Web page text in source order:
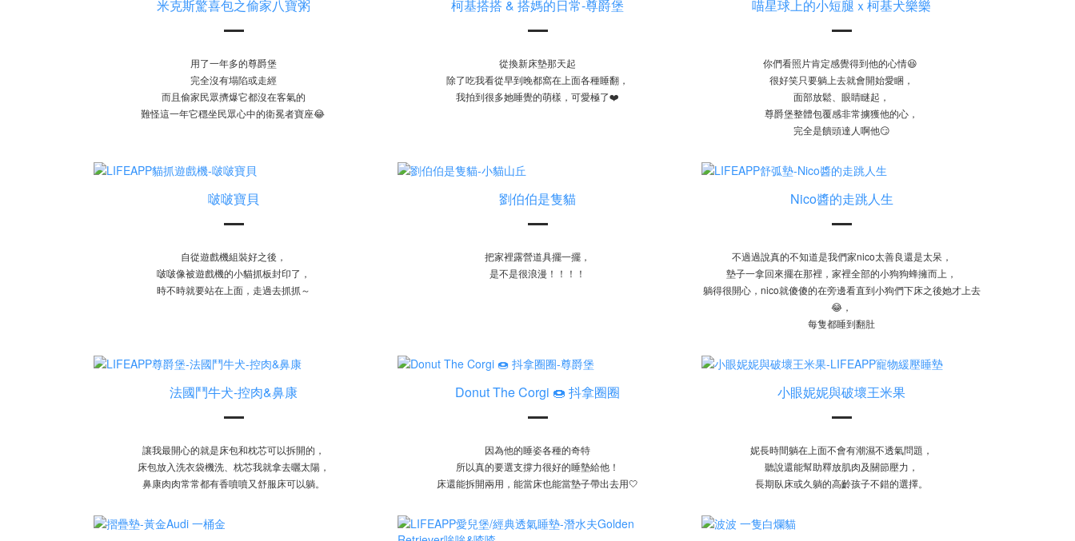
米克斯驚喜包之偷家八寶粥
用了一年多的尊爵堡
完全沒有塌陷或走經
而且偷家民眾擠爆它都沒在客氣的
難怪這一年它穩坐民眾心中的衛冕者寶座😂
柯基搭搭 & 搭媽的日常-尊爵堡
從換新床墊那天起
除了吃我看從早到晚都窩在上面各種睡翻，
我拍到很多她睡覺的萌樣，可愛極了❤️
喵星球上的小短腿ｘ柯基犬樂樂
你們看照片肯定感覺得到他的心情😆
很好笑只要躺上去就會開始愛睏，
面部放鬆、眼睛瞇起，
尊爵堡整體包覆感非常擄獲他的心，
完全是饋頭達人啊他😏
啵啵寶貝
自從遊戲機組裝好之後，
啵啵像被遊戲機的小貓抓板封印了，
時不時就要站在上面，走過去抓抓～
劉伯伯是隻貓
把家裡露營道具擺一擺，
是不是很浪漫！！！！
Nico醬的走跳人生
不過過說真的不知道是我們家nico太善良還是太呆，
墊子一拿回來擺在那裡，家裡全部的小狗狗蜂擁而上，
躺得很開心，nico就傻傻的在旁邊看直到小狗們下床之後她才上去
😂，
每隻都睡到翻肚
法國鬥牛犬-控肉&鼻康
讓我最開心的就是床包和枕芯可以拆開的，
床包放入洗衣袋機洗、枕芯我就拿去曬太陽，
鼻康肉肉常常都有香噴噴又舒服床可以躺。
Donut The Corgi 🍩 抖拿圈圈
因為他的睡姿各種的奇特
所以真的要選支撐力很好的睡墊給他！
床還能拆開兩用，能當床也能當墊子帶出去用🤍
小眼妮妮與破壞王米果
妮長時間躺在上面不會有潮濕不透氣問題，
聽說還能幫助釋放肌肉及關節壓力，
長期臥床或久躺的高齡孩子不錯的選擇。